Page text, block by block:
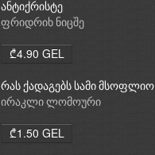
ანტიქრისტე
ფრიდრიხ ნიცშე
₾4.90 GEL
რას ქადაგებს სამი მსოფლიო
რელიგია: ბუდიზმი,
ირაკლი ლომოური
₾1.50 GEL